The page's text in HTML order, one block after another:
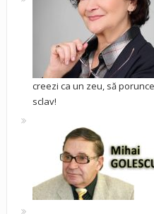
creezi ca un zeu, să
sclav!